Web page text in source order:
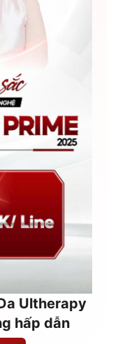
Ultherapy
hấp dẫn